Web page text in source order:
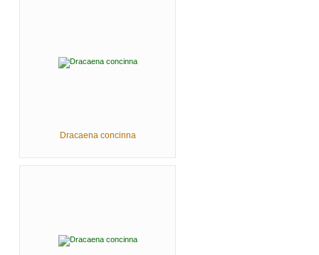
Dracaena concinna